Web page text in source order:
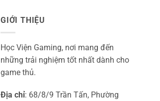
GIỚI THIỆU
Học Viện Gaming, nơi mang đến
những trải nghiệm tốt nhất dành cho
game thủ.
Địa chỉ: 68/8/9 Trần Tấn, Phường